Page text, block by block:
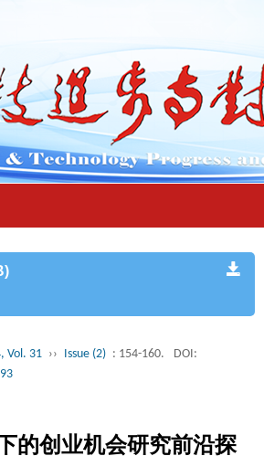
Vol. 31 ›› Issue (2) : 154-160.
DOI:
的创业机会研究前沿探